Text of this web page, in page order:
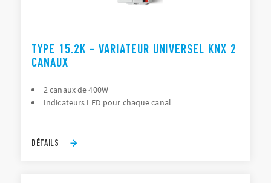
TYPE 15.2K - VARIATEUR UNIVERSEL KNX 2
CANAUX
2 canaux de 400W
Indicateurs LED pour chaque canal
DÉTAILS